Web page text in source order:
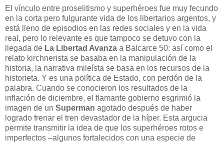
El vínculo entre proselitismo y superhéroes fue muy fecundo
en la corta pero fulgurante vida de los libertarios argentos, y
está lleno de episodios en las redes sociales y en la vida
real, pero lo relevante es que tampoco se detuvo con la
llegada de La Libertad Avanza a Balcarce 50: así como el
relato kirchnerista se basaba en la manipulación de la
historia, la narrativa mileísta se basa en los recursos de la
historieta. Y es una política de Estado, con perdón de la
palabra. Cuando se conocieron los resultados de la
inflación de diciembre, el flamante gobierno esgrimió la
imagen de un Superman agotado después de haber
logrado frenar el tren devastador de la híper. Esta argucia
permite transmitir la idea de que los superhéroes rotos e
imperfectos –algunos fortalecidos con una especie de